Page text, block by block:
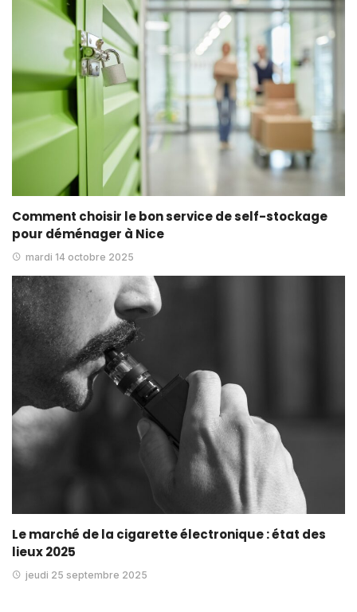
Comment choisir le bon service de self-stockage
pour déménager à Nice
mardi 14 octobre 2025
Le marché de la cigarette électronique : état des
lieux 2025
jeudi 25 septembre 2025